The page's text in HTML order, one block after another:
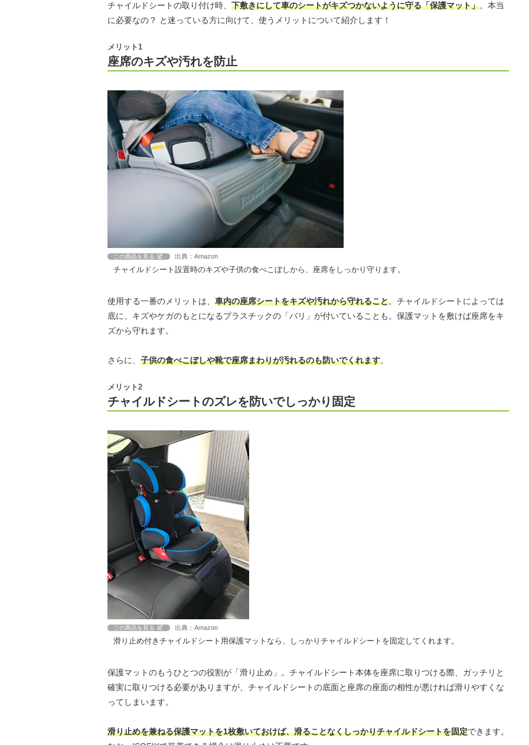
チャイルドシートの取り付け時、 下敷きにして車のシートがキズつかないように守る「保護マット」。本当
に必要なの？ と迷っている方に向けて、使うメリットについて紹介します！
座席のキズや汚れを防止
メリット1
この商品を見る 出典：Amazon
チャイルドシート設置時のキズや子供の食べこぼしから、座席をしっかり守ります。
使用する一番のメリットは、 車内の座席シートをキズや汚れから守れること。チャイルドシートによっては
底に、キズやケガのもとになるプラスチックの「バリ」が付いていることも。保護マットを敷けば座席をキ
ズから守れます。
さらに、 子供の食べこぼしや靴で座席まわりが汚れるのも防いでくれます。
チャイルドシートのズレを防いでしっかり固定
メリット2
この商品を見る 出典：Amazon
滑り止め付きチャイルドシート用保護マットなら、しっかりチャイルドシートを固定してくれます。
保護マットのもうひとつの役割が「滑り止め」。チャイルドシート本体を座席に取りつける際、ガッチリと
確実に取りつける必要がありますが、チャイルドシートの底面と座席の座面の相性が悪ければ滑りやすくな
ってしまいます。
滑り止めを兼ねる保護マットを1枚敷いておけば、滑ることなくしっかりチャイルドシートを固定できます。